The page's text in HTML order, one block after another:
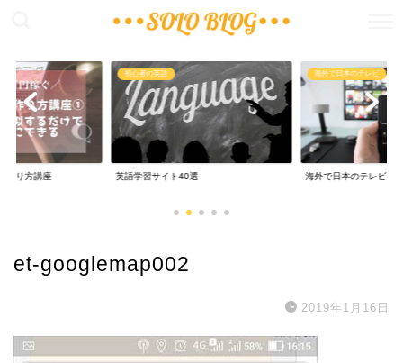
作り方講座
初心者の英語
英語学習サイト40選
海外で日本のテレビ
海外で日本のテレビ
et-googlemap002
2019年1月16日